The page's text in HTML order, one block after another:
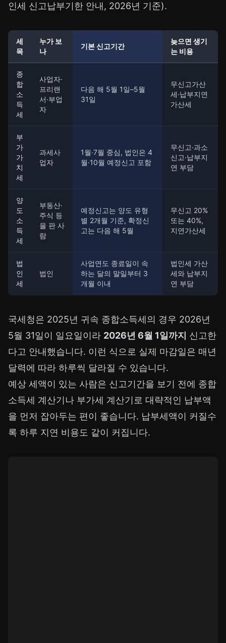
인세 신고납부기한 안내, 2026년 기준).
세
목
누가 보
나
기본 신고기간
늦으면 생기
는 비용
종
합
소
득
세
사업자·
프리랜
서·부업
자
다음 해 5월 1일–5월
31일
무신고가산
세·납부지연
가산세
부
가
가
치
세
과세사
업자
1월·7월 중심, 법인은 4
월·10월 예정신고 포함
무신고·과소
신고·납부지
연 부담
양
도
소
득
세
부동산·
주식 등
을 판 사
람
예정신고는 양도 유형
별 2개월 기준, 확정신
고는 다음 해 5월
무신고 20%
또는 40%,
지연가산세
법
인
세
법인
사업연도 종료일이 속
하는 달의 말일부터 3
개월 이내
법인세 가산
세와 납부지
연 부담
국세청은 2025년 귀속 종합소득세의 경우 2026년
5월 31일이 일요일이라 2026년 6월 1일까지 신고한
다고 안내했습니다. 이런 식으로 실제 마감일은 매년
달력에 따라 하루씩 달라질 수 있습니다.
예상 세액이 있는 사람은 신고기간을 보기 전에 종합
소득세 계산기 나 부가세 계산기로 대략적인 납부액
을 먼저 잡아두는 편이 좋습니다. 납부세액이 커질수
록 하루 지연 비용도 같이 커집니다.